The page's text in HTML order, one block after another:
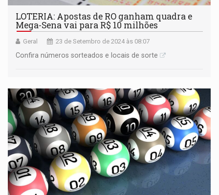
LOTERIA: Apostas de RO ganham quadra e
Mega-Sena vai para R$ 10 milhões
Geral 23 de Setembro de 2024 às 08:07
Confira números sorteados e locais de sorte